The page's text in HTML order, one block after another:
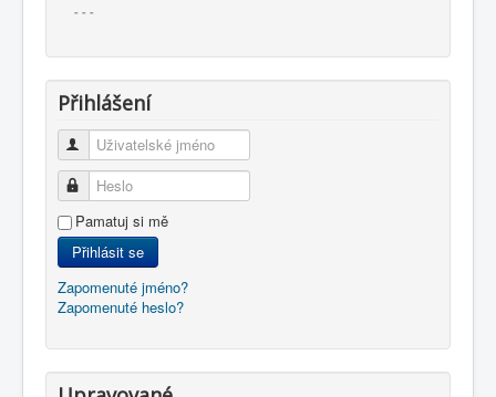
- - -
Přihlášení
Uživatelské jméno
Heslo
Pamatuj si mě
Přihlásit se
Zapomenuté jméno?
Zapomenuté heslo?